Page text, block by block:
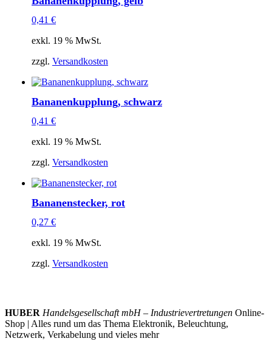
0,41 €
exkl. 19 % MwSt.
zzgl. Versandkosten
Bananenkupplung, schwarz
0,41 €
exkl. 19 % MwSt.
zzgl. Versandkosten
Bananenstecker, rot
0,27 €
exkl. 19 % MwSt.
zzgl. Versandkosten
HUBER Handelsgesellschaft mbH – Industrievertretungen Online-
Shop | Alles rund um das Thema Elektronik, Beleuchtung,
Netzwerk, Verkabelung und vieles mehr